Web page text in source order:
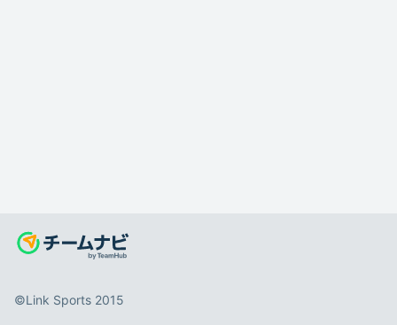
©️Link Sports 2015